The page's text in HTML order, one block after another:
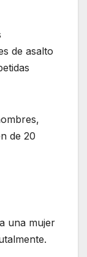
de asalto
de 20
una mujer